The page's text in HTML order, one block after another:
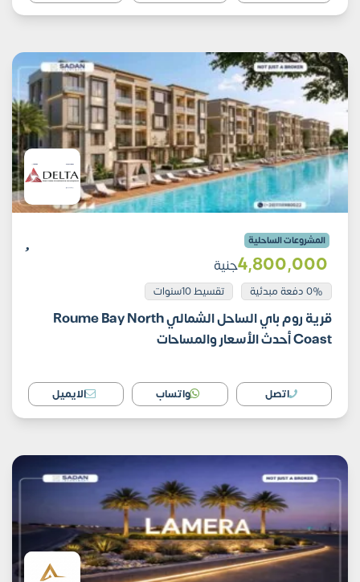
المشروعات الساحلية
4٬800٬000جنية
0% دفعة مبدئية تقسيط 10سنوات
قرية روم باي الساحل الشمالي Roume Bay North
Coast أحدث الأسعار والمساحات
اتصل واتساب الايميل